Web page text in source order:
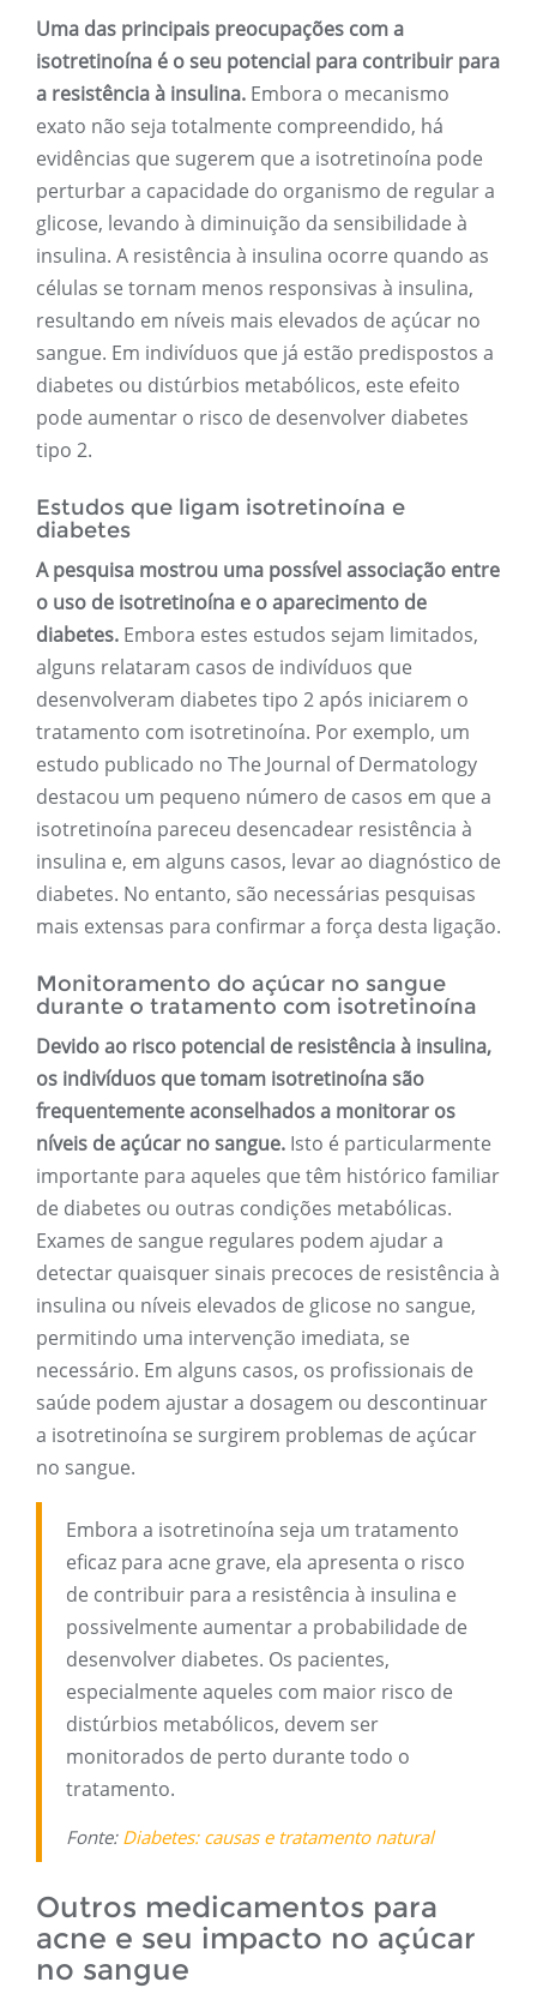
Uma das principais preocupações com a
isotretinoína é o seu potencial para contribuir para
a resistência à insulina. Embora o mecanismo
exato não seja totalmente compreendido, há
evidências que sugerem que a isotretinoína pode
perturbar a capacidade do organismo de regular a
glicose, levando à diminuição da sensibilidade à
insulina. A resistência à insulina ocorre quando as
células se tornam menos responsivas à insulina,
resultando em níveis mais elevados de açúcar no
sangue. Em indivíduos que já estão predispostos a
diabetes ou distúrbios metabólicos, este efeito
pode aumentar o risco de desenvolver diabetes
tipo 2.
Estudos que ligam isotretinoína e
diabetes
A pesquisa mostrou uma possível associação entre
o uso de isotretinoína e o aparecimento de
diabetes. Embora estes estudos sejam limitados,
alguns relataram casos de indivíduos que
desenvolveram diabetes tipo 2 após iniciarem o
tratamento com isotretinoína. Por exemplo, um
estudo publicado no The Journal of Dermatology
destacou um pequeno número de casos em que a
isotretinoína pareceu desencadear resistência à
insulina e, em alguns casos, levar ao diagnóstico de
diabetes. No entanto, são necessárias pesquisas
mais extensas para confirmar a força desta ligação.
Monitoramento do açúcar no sangue
durante o tratamento com isotretinoína
Devido ao risco potencial de resistência à insulina,
os indivíduos que tomam isotretinoína são
frequentemente aconselhados a monitorar os
níveis de açúcar no sangue. Isto é particularmente
importante para aqueles que têm histórico familiar
de diabetes ou outras condições metabólicas.
Exames de sangue regulares podem ajudar a
detectar quaisquer sinais precoces de resistência à
insulina ou níveis elevados de glicose no sangue,
permitindo uma intervenção imediata, se
necessário. Em alguns casos, os profissionais de
saúde podem ajustar a dosagem ou descontinuar
a isotretinoína se surgirem problemas de açúcar
no sangue.
Embora a isotretinoína seja um tratamento
eficaz para acne grave, ela apresenta o risco
de contribuir para a resistência à insulina e
possivelmente aumentar a probabilidade de
desenvolver diabetes. Os pacientes,
especialmente aqueles com maior risco de
distúrbios metabólicos, devem ser
monitorados de perto durante todo o
tratamento.
Fonte: Diabetes: causas e tratamento natural
Outros medicamentos para
acne e seu impacto no açúcar
no sangue